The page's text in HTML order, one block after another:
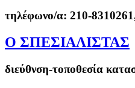
τηλέφωνο/α: 210-
Ο ΣΠΕΣΙΑΛΙΣΤΑΣ
διεύθνση-τοποθεσία